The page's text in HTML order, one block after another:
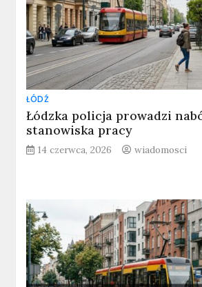
ŁÓDŹ
Łódzka policja prowadzi
stanowiska pracy
14 czerwca, 2026 wiadomosci